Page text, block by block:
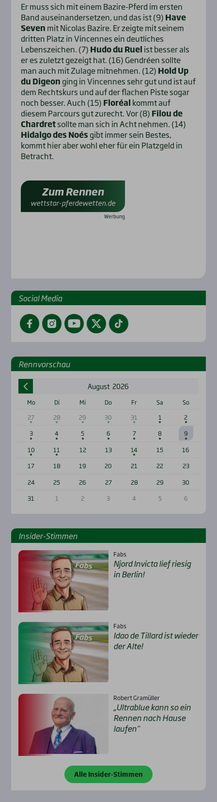
Er muss sich mit einem Bazire-Pferd im ersten
Band auseinandersetzen, und das ist (9) Have
Seven mit Nicolas Bazire. Er zeigte mit seinem
dritten Platz in Vincennes ein deutliches
Lebenszeichen. (7) Hudo du Ruel ist besser als
er es zuletzt gezeigt hat. (16) Gendréen sollte
man auch mit Zulage mitnehmen. (12) Hold Up
du Digeon ging in Vincennes sehr gut und ist auf
dem Rechtskurs und auf der flachen Piste sogar
noch besser. Auch (15) Floréal kommt auf
diesem Parcours gut zurecht. Vor (8) Filou de
Chardretsollte man sich in Acht nehmen. (14)
Hidalgo des Noés gibt immer sein Bestes,
kommt hier aber wohl eher für ein Platzgeld in
Betracht.
Zum Rennen
wettstar-pferdewetten.de
Social Media
FacebookInstagramYouTubeTwitterTikTok
Renn­vor­schau
August 2026
Mo Di Mi Do Fr Sa
So
27
28 29 30 31 1
2
3
4 5 6 7 8
9
10
11 12 13 14 15
16
17
18 19 20 21 22
23
24
25 26 27 28 29
30
31
1 2 3 4 5 6
Insi­der-Stim­men
Fabs
Njord Invic­ta lief rie­sig
in Ber­lin!
Fabs
Idao de Til­lard ist wie­der
der Alte!
Robert Gramüller
„Ultra­b­lue kann so ein
Ren­nen nach Hau­se
lau­fen“
Alle Insider-Stimmen